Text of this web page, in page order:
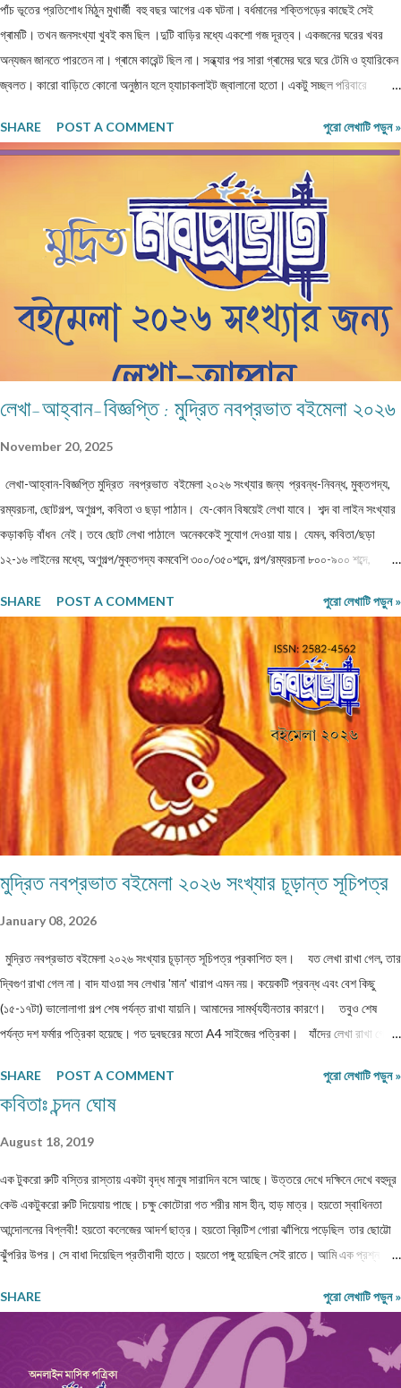
পাঁচ ভূতের প্রতিশোধ মিঠুন মুখার্জী বহু বছর আগের এক ঘটনা। বর্ধমানের শক্তিগড়ের কাছেই সেই
গ্ৰামটি। তখন জনসংখ্যা খুবই কম ছিল ।দুটি বাড়ির মধ্যে একশো গজ দূরত্ব। একজনের ঘরের খবর
অন্যজন জানতে পারতেন না। গ্ৰামে কারেন্ট ছিল না। সন্ধ্যার পর সারা গ্ৰামের ঘরে ঘরে টেমি ও হ্যারিকেন
জ্বলত। কারো বাড়িতে কোনো অনুষ্ঠান হলে হ্যাচাকলাইট জ্বালানো হতো। একটু সচ্ছল পরিবারে
পাওয়া যেত না। ঐ গ্ৰাম থেকে বাজারের দূরত্ব তিন কিলোমিটার হবে। বাজারে সন্ধ্যার পর জেনারেটরের
লাইন ভাড়া নিয়ে সকলে লাইট জ্বালাত ও ফ্যান চালাত। বাজারে যাওয়ার সময় একটা বিরাট মাঠ পার হতে
হত। যে মাঠের পুরোটা একজায়গায় দাঁড়িয়ে দেখা যেত না। গ্ৰামের মানুষেরা নিজেদের মধ্যে বলাবলি করত,
সন্ধ্যার পর এই মাঠে ভূতেদের আখরা বসে। তারা অনেকেই রাত্রি বেলা ওই মাঠে ভূতেদের দাঁড়িয়ে কখনো
বসে জটলা পাকাতে দেখেছে। এই মাঠের উত্তর দিকে একটি বিশাল তেঁতুল গাছ ছিল। এই গাছ থেকেই
ভূতেরা মাঠে নেমে আসত নিজেদের মধ্যে বিভিন্ন বিষয় নিয়ে আলোচনা করার জন্য। তাদের আলোচনার
SHARE POST A COMMENT পুরো লেখাটি পড়ুন »
লেখা-আহ্বান-বিজ্ঞপ্তি : মুদ্রিত নবপ্রভাত বইমেলা ২০২৬
November 20, 2025
লেখা-আহ্বান-বিজ্ঞপ্তি মুদ্রিত নবপ্রভাত বইমেলা ২০২৬ সংখ্যার জন্য প্রবন্ধ-নিবন্ধ, মুক্তগদ্য,
রম্যরচনা, ছোটগল্প, অণুগল্প, কবিতা ও ছড়া পাঠান। যে-কোন বিষয়েই লেখা যাবে। শব্দ বা লাইন সংখ্যার
কড়াকড়ি বাঁধন নেই। তবে ছোট লেখা পাঠালে অনেককেই সুযোগ দেওয়া যায়। যেমন, কবিতা/ছড়া
১২-১৬ লাইনের মধ্যে, অণুগল্প/মুক্তগদ্য কমবেশি ৩০০/৩৫০শব্দে, গল্প/রম্যরচনা ৮০০-৯০০ শব্দে,
লেখা পাঠাতে হবে। মনোনয়নের সুবিধার্থে একাধিক লেখা পাঠানো ভালো। তবে একই মেলেই দেবেন।
একজন ব্যক্তি একান্ত প্রয়োজন ছাড়া একাধিক মেল করবেন না। লেখা মেলবডিতে টাইপ বা পেস্ট করে
পাঠাবেন। word ফাইলে পাঠানো যেতে পারে। লেখার সঙ্গে দেবেন নিজের নাম, ঠিকানা এবং ফোন ও
whatsapp নম্বর। (ছবি দেওয়ার দরকার নেই।) ১) মেলের সাবজেক্ট লাইনে লিখবেন 'মুদ্রিত
নবপ্রভাত বইমেলা সংখ্যা ২০২৬-এর জন্য'। ২) বানানের দিকে বিশেষ নজর দেবেন। ৩) যতিচিহ্নের
আগে স্পেস না দিয়ে পরে দেবেন। ৪) বিশেষ কোন চিহ্ন (যেমন @ # ...
SHARE POST A COMMENT পুরো লেখাটি পড়ুন »
মুদ্রিত নবপ্রভাত বইমেলা ২০২৬ সংখ্যার চূড়ান্ত সূচিপত্র
January 08, 2026
মুদ্রিত নবপ্রভাত বইমেলা ২০২৬ সংখ্যার চূড়ান্ত সূচিপত্র প্রকাশিত হল। যত লেখা রাখা গেল, তার
দ্বিগুণ রাখা গেল না। বাদ যাওয়া সব লেখার 'মান' খারাপ এমন নয়। কয়েকটি প্রবন্ধ এবং বেশ কিছু
(১৫-১৭টা) ভালোলাগা গল্প শেষ পর্যন্ত রাখা যায়নি। আমাদের সামর্থ্যহীনতার কারণে। তবুও শেষ
পর্যন্ত দশ ফর্মার পত্রিকা হয়েছে। গত দুবছরের মতো A4 সাইজের পত্রিকা। যাঁদের লেখা রাখা গেল
নবপ্রভাতের জানুয়ারি ২০২৬ সংখ্যায় প্রকাশ করতে পারি। পত্রিকাটি আগামী ৯-১৩ জানুয়ারি ২০২৬
পশ্চিমবঙ্গ বাংলা আকাদেমি আয়োজিত কলকাতা লিটল ম্যাগাজিন মেলায় (রবীন্দ্র সদন - নন্দন চত্বরে) পাওয়া
SHARE POST A COMMENT পুরো লেখাটি পড়ুন »
কবিতাঃ চন্দন ঘোষ
August 18, 2019
এক টুকরো রুটি বস্তির রাস্তায় একটা বৃদ্ধ মানুষ সারাদিন বসে আছে। উত্তরে দেখে দক্ষিনে দেখে বহুদূর
কেউ একটুকরো রুটি দিয়েযায় পাছে। চক্ষু কোটোরা গত শরীর মাস হীন, হাড় মাত্র। হয়তো স্বাধিনতা
আন্দোলনের বিপ্লবী! হয়তো কলেজের আদর্শ ছাত্র। হয়তো ব্রিটিশ গোরা ঝাঁপিয়ে পড়েছিল তার ছোট্টো
ঝুঁপরির উপর। সে বাধা দিয়েছিল প্রতীবাদী হাতে। হয়তো পঙ্গু হয়েছিল সেই রাতে। আমি এক প্রশ্ন
বস্ত্রহীন এই রাতে। নিম্নাঙ্গে একটা নোংগরা ধুতি। কী জানি কত দিন খায়নি? কত দিন দেখেনি এক টুকরো
রুটি! রাজধানী শহরের আকাশটা দেখছে। দেখছে নেতা মন্ত্রী গন। হাইরে কেউতো তারে উঠিয়ে তোলেনি।
দেখেনি কোনো কোমল মন। আজ ভারতবর্ষ উন্নতশীল রাষ্ট্র! কথাটা অতীব মিথ্যা মাটি। এমন কতযে
মানুষ ক্ষুদার্থ, দেখেনা এক টুকরো রুটি। নতুন মন্ত্রী, নতুন রাষ্ট্রপতি সবাই আসে সবার হয় আবর্তন। হাইরে
SHARE পুরো লেখাটি পড়ুন »